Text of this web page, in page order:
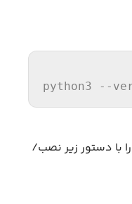
python3 --
با دستور زیر نصب/